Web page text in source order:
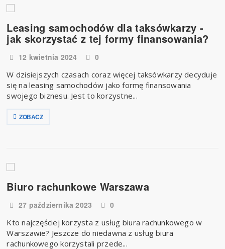
Leasing samochodów dla taksówkarzy -
jak skorzystać z tej formy finansowania?
12 kwietnia 2024
0
W dzisiejszych czasach coraz więcej taksówkarzy decyduje
się na leasing samochodów jako formę finansowania
swojego biznesu. Jest to korzystne...
ZOBACZ
Biuro rachunkowe Warszawa
27 października 2023
0
Kto najczęściej korzysta z usług biura rachunkowego w
Warszawie? Jeszcze do niedawna z usług biura
rachunkowego korzystali przede...